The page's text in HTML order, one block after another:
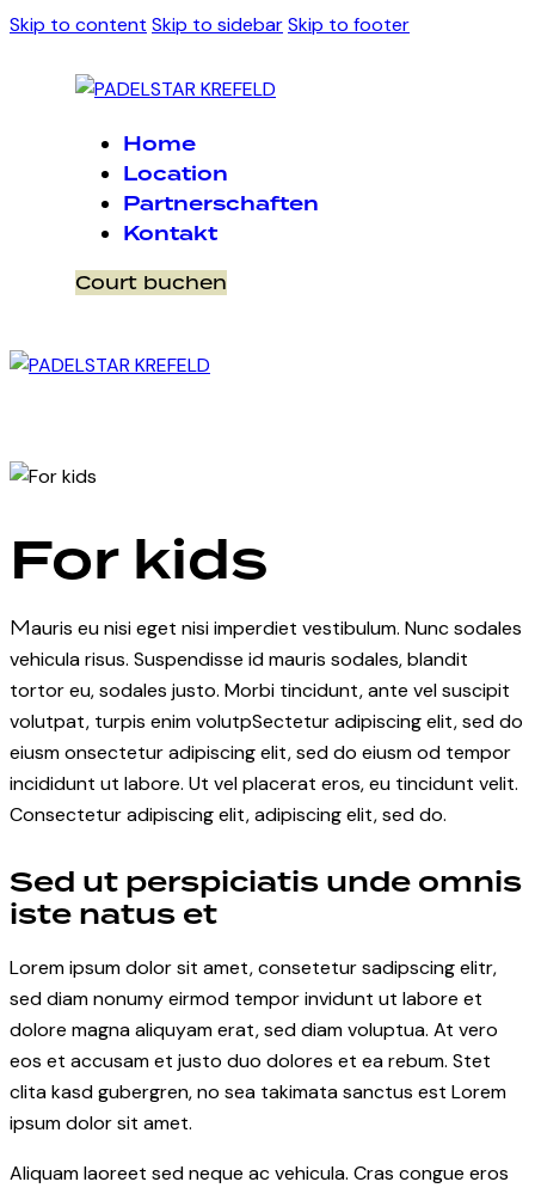
Skip to content Skip to sidebarSkip to footer
Home
Location
Partnerschaften
Kontakt
Court buchen
For kids
Mauris eu nisi eget nisi imperdiet vestibulum. Nunc sodales
vehicula risus. Suspendisse id mauris sodales, blandit
tortor eu, sodales justo. Morbi tincidunt, ante vel suscipit
volutpat, turpis enim volutpSectetur adipiscing elit, sed do
eiusm onsectetur adipiscing elit, sed do eiusm od tempor
incididunt ut labore. Ut vel placerat eros, eu tincidunt velit.
Consectetur adipiscing elit, adipiscing elit, sed do.
Sed ut perspiciatis unde omnis
iste natus et
Lorem ipsum dolor sit amet, consetetur sadipscing elitr,
sed diam nonumy eirmod tempor invidunt ut labore et
dolore magna aliquyam erat, sed diam voluptua. At vero
eos et accusam et justo duo dolores et ea rebum. Stet
clita kasd gubergren, no sea takimata sanctus est Lorem
ipsum dolor sit amet.
Aliquam laoreet sed neque ac vehicula. Cras congue eros